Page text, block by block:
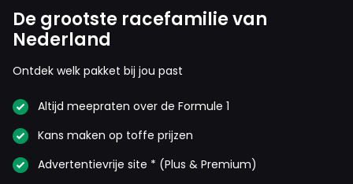
De grootste racefamilie van
Nederland
Ontdek welk pakket bij jou past
Altijd meepraten over de Formule 1
Kans maken op toffe prijzen
Advertentievrije site * (Plus & Premium)